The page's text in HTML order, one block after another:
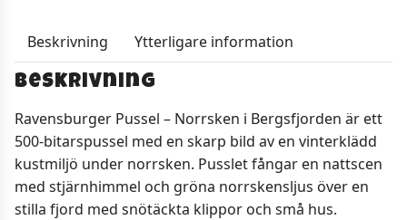
Beskrivning Ytterligare information
Beskrivning
Ravensburger Pussel – Norrsken i Bergsfjorden är ett
500-bitarspussel med en skarp bild av en vinterklädd
kustmiljö under norrsken. Pusslet fångar en nattscen
med stjärnhimmel och gröna norrskensljus över en
stilla fjord med snötäckta klippor och små hus.